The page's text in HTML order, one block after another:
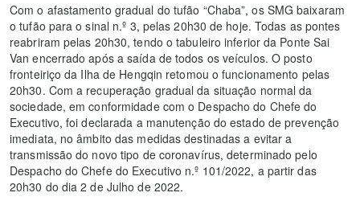
Com o afastamento gradual do tufão “Chaba”, os SMG baixaram
o tufão para o sinal n.º 3, pelas 20h30 de hoje. Todas as pontes
reabriram pelas 20h30, tendo o tabuleiro inferior da Ponte Sai
Van encerrado após a saída de todos os veículos. O posto
fronteiriço da Ilha de Hengqin retomou o funcionamento pelas
20h30. Com a recuperação gradual da situação normal da
sociedade, em conformidade com o Despacho do Chefe do
Executivo, foi declarada a manutenção do estado de prevenção
imediata, no âmbito das medidas destinadas a evitar a
transmissão do novo tipo de coronavírus, determinado pelo
Despacho do Chefe do Executivo n.º 101/2022, a partir das
20h30 do dia 2 de Julho de 2022.